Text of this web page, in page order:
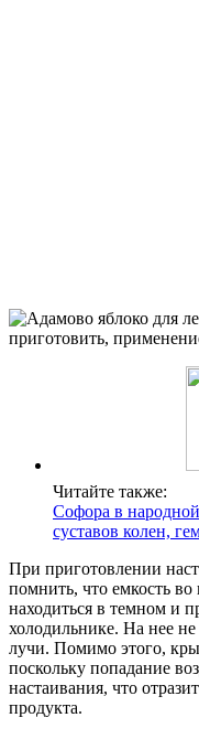
Читайте также:
Софора в
суставов колен,
При приготовлении
помнить, что емкость
находиться в темном и
холодильнике. На нее
лучи. Помимо этого,
поскольку попадание
настаивания, что
продукта.